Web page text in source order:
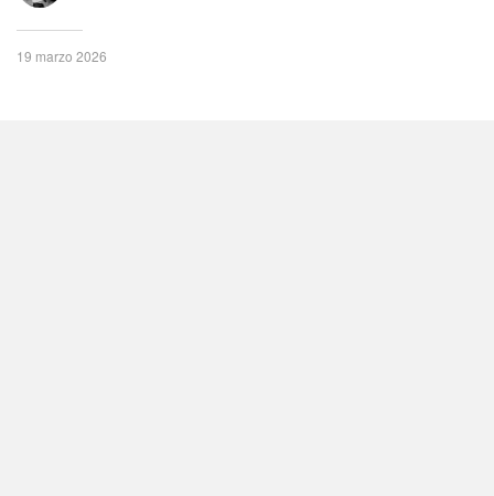
19 marzo 2026